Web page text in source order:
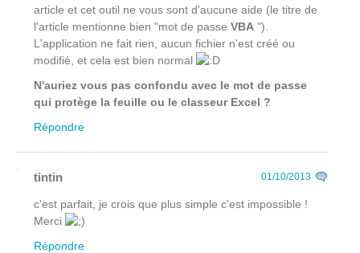
article et cet outil ne vous sont d'aucune aide (le titre de
l'article mentionne bien "mot de passe VBA ").
L'application ne fait rien, aucun fichier n'est créé ou
modifié, et cela est bien normal
N'auriez vous pas confondu avec le mot de passe
qui protège la feuille ou le classeur Excel ?
Répondre
tintin 01/10/2013
c'est parfait, je crois que plus simple c'est impossible !
Merci
Répondre